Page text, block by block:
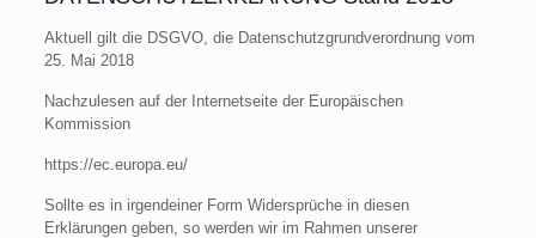
Aktuell gilt die DSGVO, die Datenschutzgrundverordnung vom
25. Mai 2018
Nachzulesen auf der Internetseite der Europäischen
Kommission
https://ec.europa.eu/
Sollte es in irgendeiner Form Widersprüche in diesen
Erklärungen geben, so werden wir im Rahmen unserer